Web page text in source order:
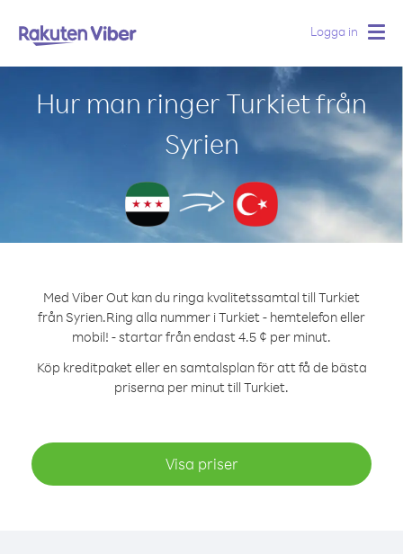
Logga in
Hur man ringer Turkiet från
Syrien
Med Viber Out kan du ringa kvalitetssamtal till Turkiet
från Syrien.Ring alla nummer i Turkiet - hemtelefon eller
mobil! - startar från endast 4.5 ¢ per minut.
Köp kreditpaket eller en samtalsplan för att få de bästa
priserna per minut till Turkiet.
Visa priser